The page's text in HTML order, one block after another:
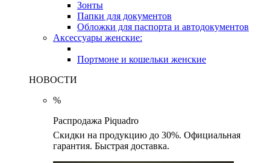
Зонты
Папки для документов
Обложки для паспорта и автодокументов
Аксессуары женские:
Портмоне и кошельки женские
НОВОСТИ
%
Распродажа Piquadro
Скидки на продукцию до 30%. Официальная
гарантия. Быстрая доставка.